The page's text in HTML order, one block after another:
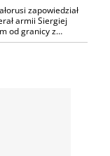
zapowiedział
armii Siergiej
od granicy z…